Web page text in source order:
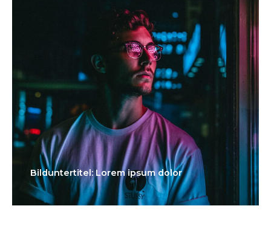
Bilduntertitel: Lorem ipsum dolor